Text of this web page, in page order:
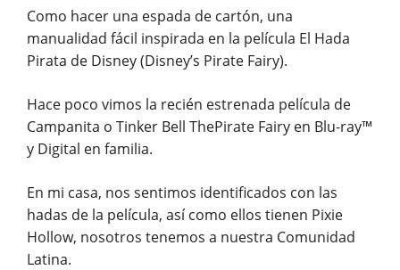
Como hacer una espada de cartón, una
manualidad fácil inspirada en la película El Hada
Pirata de Disney (Disney’s Pirate Fairy).
Hace poco vimos la recién estrenada película de
Campanita o Tinker Bell ThePirate Fairy en Blu-ray™
y Digital en familia.
En mi casa, nos sentimos identificados con las
hadas de la película, así como ellos tienen Pixie
Hollow, nosotros tenemos a nuestra Comunidad
Latina.